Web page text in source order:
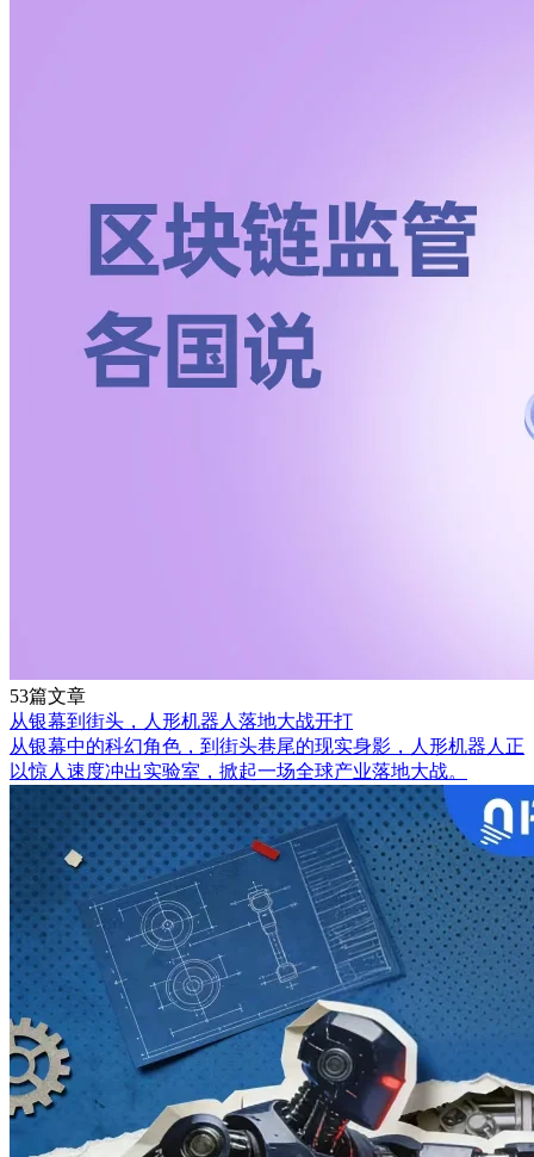
53篇文章
从银幕到街头，人形机器人落地大战开打
从银幕中的科幻角色，到街头巷尾的现实身影，人形机器人正
以惊人速度冲出实验室，掀起一场全球产业落地大战。